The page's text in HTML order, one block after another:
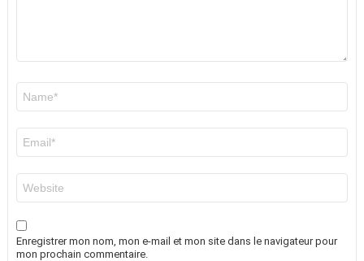
mail
*
web
Enregistrer mon nom, mon e-mail et mon site dans le navigateur pour
mon prochain commentaire.